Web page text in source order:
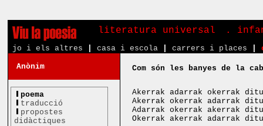
literatura universal .
jo i els altres casa i escola carrers i places
Anònim
poema
traducció
propostes
didàctiques
Com són les banyes de la
Akerrak adarrak okerrak
Akerrak okerrak adarrak
Adarrak okerrak akerrak
Okerrak akerrak adarrak